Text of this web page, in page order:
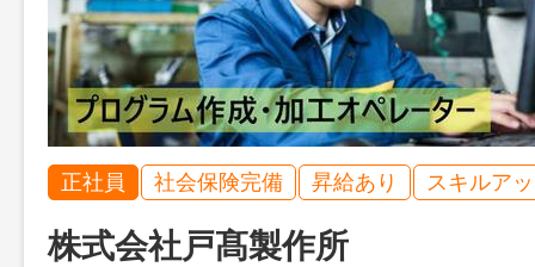
正社員 社会保険完備 昇給あり スキルア
株式会社戸髙製作所